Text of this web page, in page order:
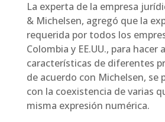
La experta de la empresa
& Michelsen, agregó que la
requerida por todos los
Colombia y EE.UU., para hacer
características de diferentes
de acuerdo con Michelsen, se
con la coexistencia de varias
misma expresión numérica.